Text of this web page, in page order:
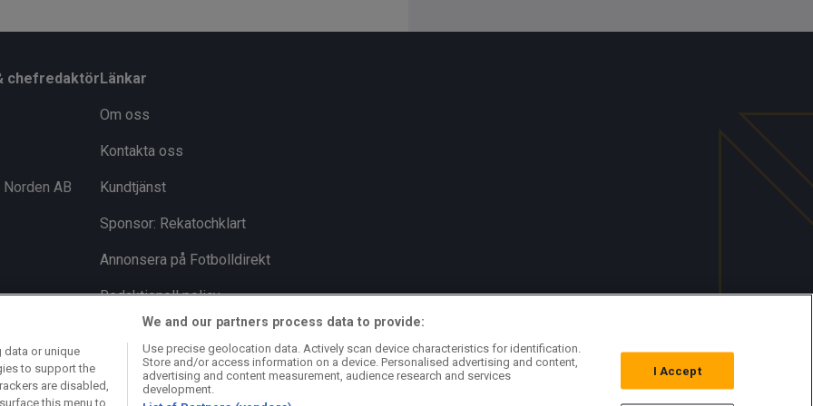
chefredaktör
AB
Länkar
Om oss
Kontakta oss
Kundtjänst
Sponsor: Rekatochklart
Annonsera på Fotbolldirekt
Redaktionell policy
Personuppgiftspolicy
Cookiepolicy
data or unique
to support the
are disabled,
this menu to
We and our partners process data to provide:
Use precise geolocation data. Actively scan device characteristics for identification.
Store and/or access information on a device. Personalised advertising and content,
advertising and content measurement, audience research and services
development.
I Accept